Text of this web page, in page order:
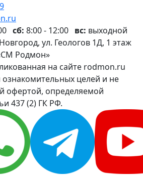
сб: 8:00 - 12:00 вс: выходной
ул. Геологов 1Д, 1 этаж
Родмон»
на сайте rodmon.ru
ознакомительных целей и не
офертой, определяемой
437 (2) ГК РФ.